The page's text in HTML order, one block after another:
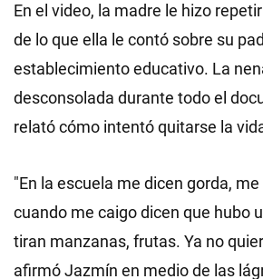
En el video, la madre le hizo
de lo que ella le contó sobre su
establecimiento educativo. La
desconsolada durante todo el
relató cómo intentó quitarse la
"En la escuela me dicen gorda,
cuando me caigo dicen que hubo
tiran manzanas, frutas. Ya no
afirmó Jazmín en medio de las